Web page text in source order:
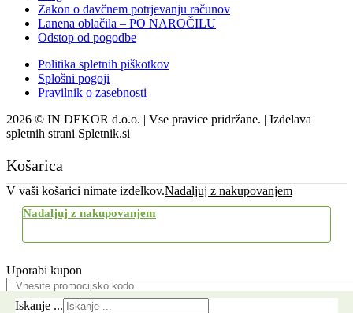
Iskanje ...
Zakon o davčnem potrjevanju računov
Lanena oblačila – PO NAROČILU
Odstop od pogodbe
Politika spletnih piškotkov
Splošni pogoji
Pravilnik o zasebnosti
2026 © IN DEKOR d.o.o. | Vse pravice pridržane. | Izdelava
spletnih strani Spletnik.si
Košarica
V vaši košarici nimate izdelkov.Nadaljuj z nakupovanjem
Nadaljuj z nakupovanjem
Uporabi kupon
Pošlji